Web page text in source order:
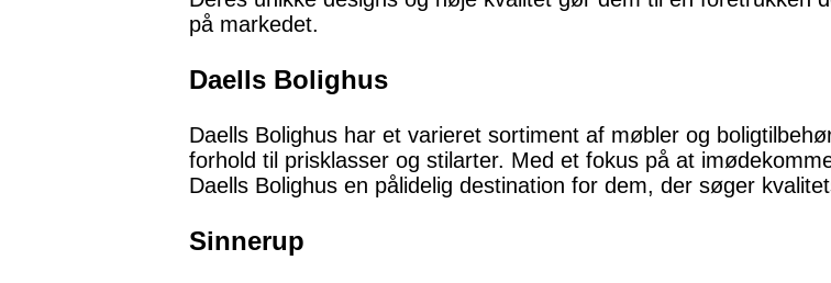
på markedet.
Daells Bolighus
Daells Bolighus har et varieret sortiment af møbler og
forhold til prisklasser og stilarter. Med et fokus på at
Daells Bolighus en pålidelig destination for dem, der søger
Sinnerup